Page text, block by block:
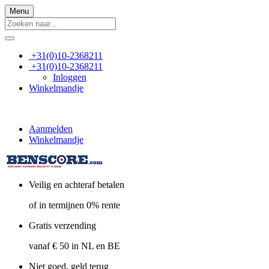
Menu
+31(0)10-2368211
+31(0)10-2368211
Inloggen
Winkelmandje
Aanmelden
Winkelmandje
Veilig en achteraf betalen
of in termijnen 0% rente
Gratis verzending
vanaf € 50 in NL en BE
Niet goed, geld terug